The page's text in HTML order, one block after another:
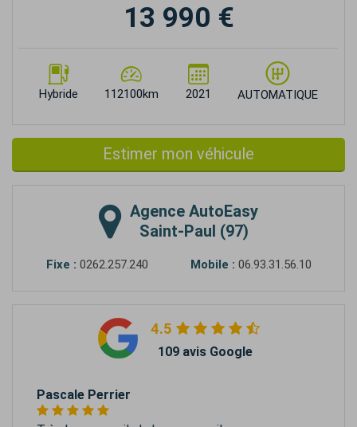
Hybride 112100km 2021 AUTOMATIQUE
13 990 €
Estimer mon véhicule
Agence AutoEasy
Saint-Paul (97)
Fixe : 0262.257.240 Mobile : 06.93.31.56.10
4.5
109 avis Google
Pascale Perrier